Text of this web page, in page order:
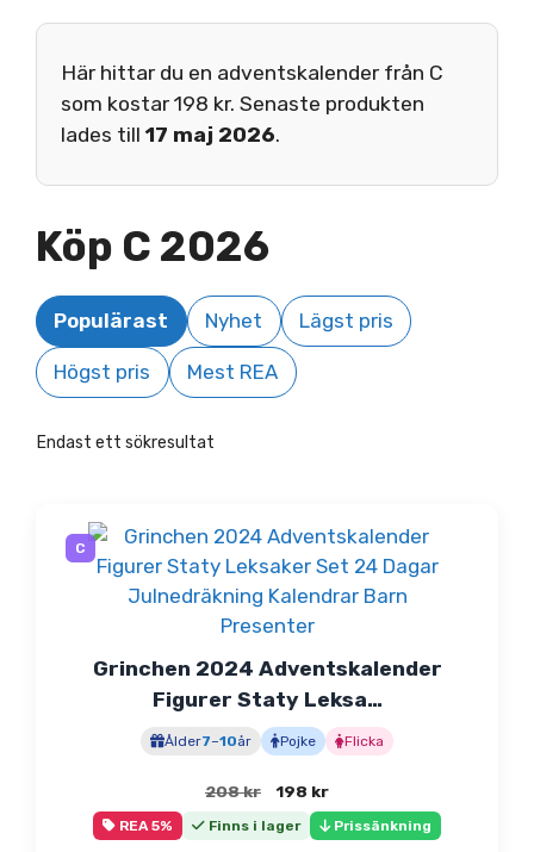
Här hittar du en adventskalender från C
som kostar 198 kr. Senaste produkten
lades till 17 maj 2026.
Köp C 2026
Populärast Nyhet Lägst pris
Högst pris Mest REA
Endast ett sökresultat
C
Grinchen 2024 Adventskalender
Figurer Staty Leksa…
Ålder7–10år Pojke Flicka
208kr
Det
ursprungliga
priset
198 krDet
nuvarande
priset
REA 5% Finns i lager Prissänkning